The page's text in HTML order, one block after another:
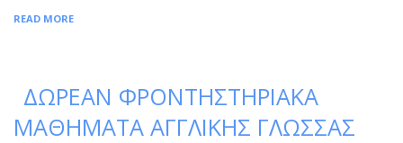
READ MORE
ΔΩΡΕΑΝ ΦΡΟΝΤΗΣΤΗΡΙΑΚΑ
ΜΑΘΗΜΑΤΑ ΑΓΓΛΙΚΗΣ ΓΛΩΣΣΑΣ